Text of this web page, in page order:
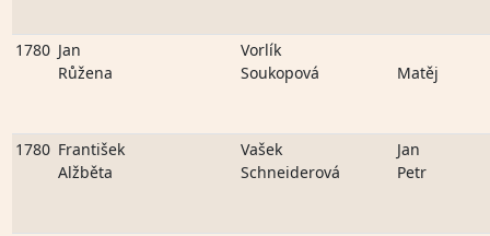
1780 Jan
Růžena
Vorlík
Soukopová
Matěj
1780 František
Alžběta
Vašek
Schneiderová
Jan
Petr